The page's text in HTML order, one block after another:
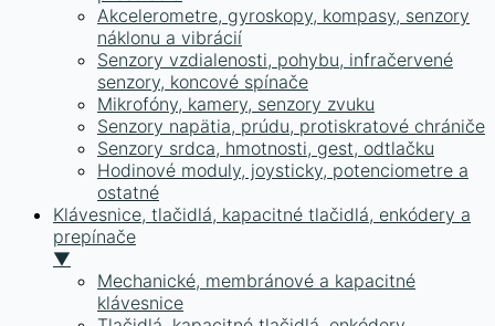
Akcelerometre, gyroskopy, kompasy, senzory
náklonu a vibrácií
Senzory vzdialenosti, pohybu, infračervené
senzory, koncové spínače
Mikrofóny, kamery, senzory zvuku
Senzory napätia, prúdu, protiskratové chrániče
Senzory srdca, hmotnosti, gest, odtlačku
Hodinové moduly, joysticky, potenciometre a
ostatné
Klávesnice, tlačidlá, kapacitné tlačidlá, enkódery a
prepínače
▼
Mechanické, membránové a kapacitné
klávesnice